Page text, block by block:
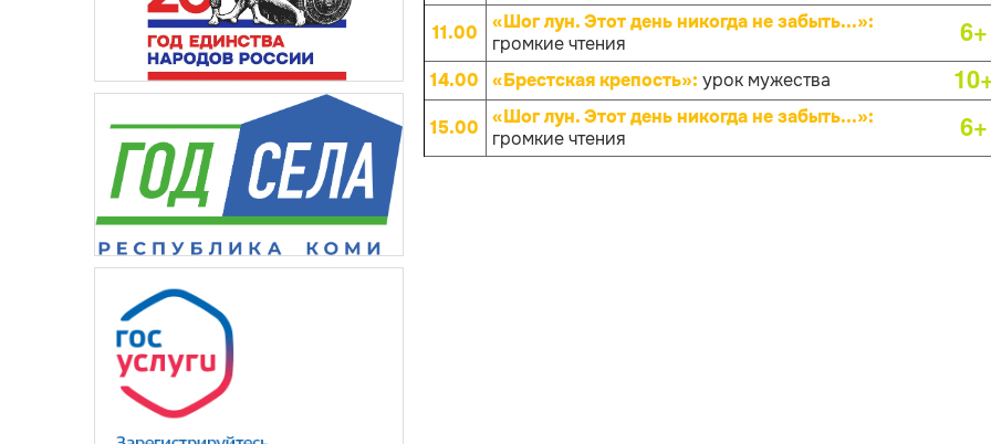
11.00
«Шог лун. Этот день никогда не забыть...»:
громкие чтения
6+
14.00 «Брестская крепость»: урок мужества
15.00
«Шог лун. Этот день никогда не забыть...»:
громкие чтения
6+